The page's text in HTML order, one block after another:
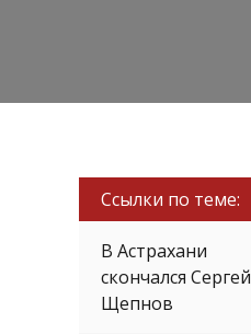
Ссылки по теме:
В Астрахани
скончался Сергей
Щепнов